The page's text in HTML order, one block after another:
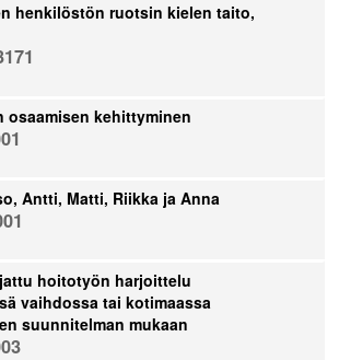
henkilöstön ruotsin kielen taito,
osaamisen kehittyminen
Antti, Matti, Riikka ja Anna
hoitotyön harjoittelu
vaihdossa tai kotimaassa
suunnitelman mukaan